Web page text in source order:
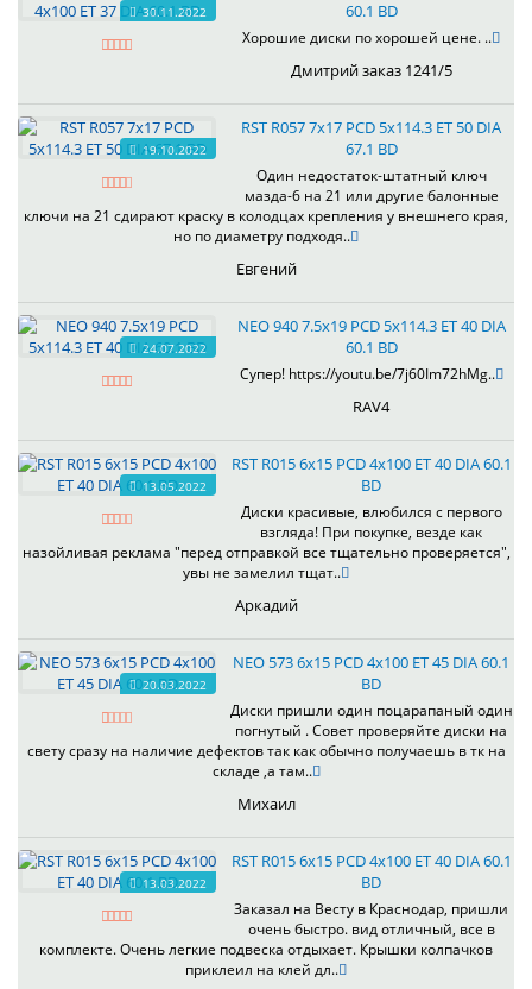
30.11.2022 60.1 BD
Хорошие диски по хорошей цене. ..
Дмитрий заказ 1241/5
19.10.2022
RST R057 7x17 PCD 5x114.3 ET 50 DIA
67.1 BD
Один недостаток-штатный ключ
мазда-6 на 21 или другие балонные
ключи на 21 сдирают краску в колодцах крепления у внешнего края,
но по диаметру подходя..
Евгений
24.07.2022
NEO 940 7.5x19 PCD 5x114.3 ET 40 DIA
60.1 BD
Супер! https://youtu.be/7j60Im72hMg..
RAV4
13.05.2022
RST R015 6x15 PCD 4x100 ET 40 DIA 60.1
BD
Диски красивые, влюбился с первого
взгляда! При покупке, везде как
назойливая реклама "перед отправкой все тщательно проверяется",
увы не замелил тщат..
Аркадий
20.03.2022
NEO 573 6x15 PCD 4x100 ET 45 DIA 60.1
BD
Диски пришли один поцарапаный один
погнутый . Совет проверяйте диски на
свету сразу на наличие дефектов так как обычно получаешь в тк на
складе ,а там..
Михаил
13.03.2022
RST R015 6x15 PCD 4x100 ET 40 DIA 60.1
BD
Заказал на Весту в Краснодар, пришли
очень быстро. вид отличный, все в
комплекте. Очень легкие подвеска отдыхает. Крышки колпачков
приклеил на клей дл..